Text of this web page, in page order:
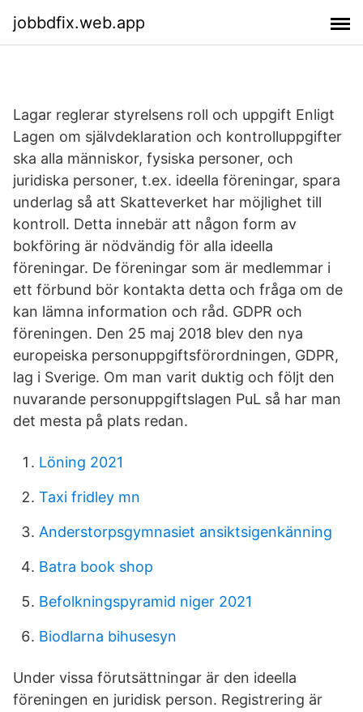
jobbdfix.web.app
Lagar reglerar styrelsens roll och uppgift Enligt
Lagen om självdeklaration och kontrolluppgifter
ska alla människor, fysiska personer, och
juridiska personer, t.ex. ideella föreningar, spara
underlag så att Skatteverket har möjlighet till
kontroll. Detta innebär att någon form av
bokföring är nödvändig för alla ideella
föreningar. De föreningar som är medlemmar i
ett förbund bör kontakta detta och fråga om de
kan lämna information och råd. GDPR och
föreningen. Den 25 maj 2018 blev den nya
europeiska personuppgiftsförordningen, GDPR,
lag i Sverige. Om man varit duktig och följt den
nuvarande personuppgiftslagen PuL så har man
det mesta på plats redan.
Löning 2021
Taxi fridley mn
Anderstorpsgymnasiet ansiktsigenkänning
Batra book shop
Befolkningspyramid niger 2021
Biodlarna bihusesyn
Under vissa förutsättningar är den ideella
föreningen en juridisk person. Registrering är